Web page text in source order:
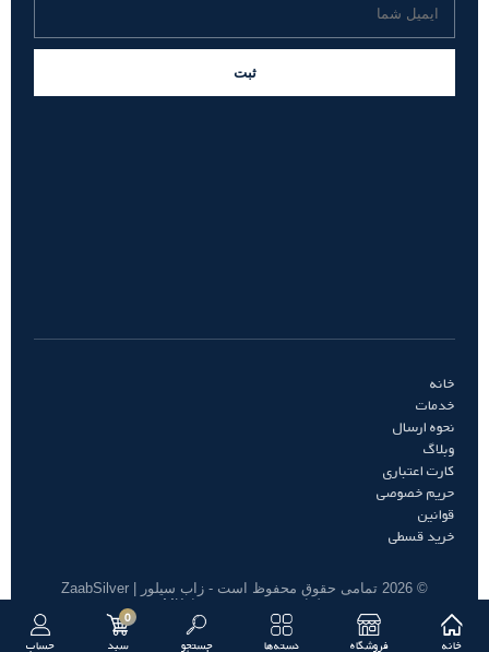
خانه فروشگاه دسته‌ها جستجو سبد
0
حساب
ثبت
خانه
خدمات
نحوه ارسال
وبلاگ
کارت اعتباری
حریم خصوصی
قوانین
خرید قسطی
© 2026 تمامی حقوق محفوظ است - زاب سیلور | ZaabSilver
طراحی و توسعه توسط MK